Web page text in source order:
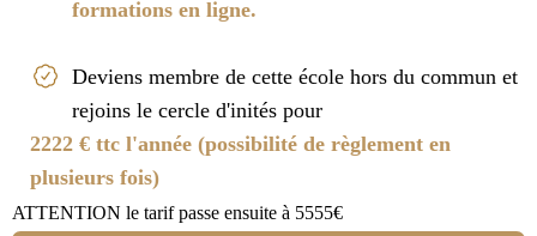
formations en ligne.
Deviens membre de cette école hors du commun et
rejoins le cercle d'inités pour
2222 € ttc l'année (possibilité de règlement en
plusieurs fois)
ATTENTION le tarif passe ensuite à 5555€